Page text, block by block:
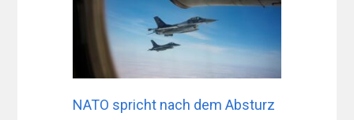
NATO spricht nach dem Absturz